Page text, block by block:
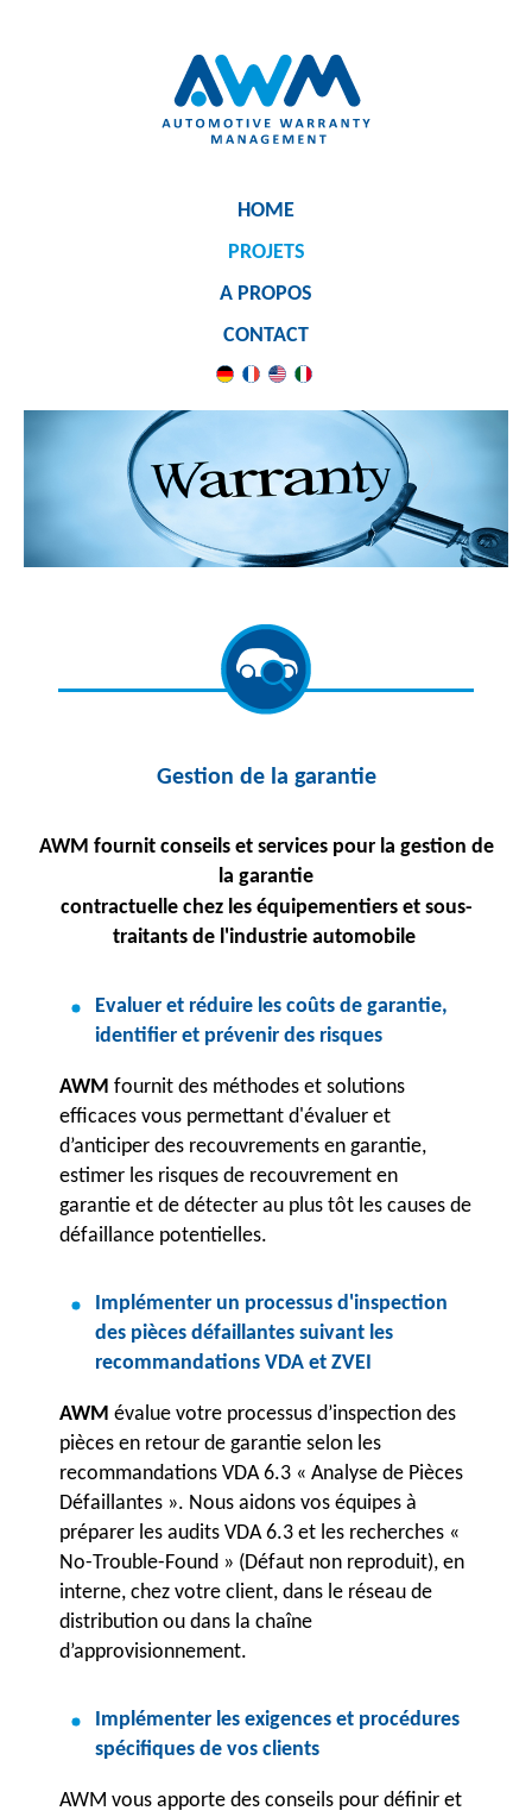
HOME
PROJETS
A PROPOS
CONTACT
Gestion de la garantie
AWM fournit conseils et services pour la gestion de
la garantie
contractuelle chez les équipementiers et sous-
traitants de l'industrie automobile
Evaluer et réduire les coûts de garantie,
identifier et prévenir des risques
AWM fournit des méthodes et solutions
efficaces vous permettant d'évaluer et
d’anticiper des recouvrements en garantie,
estimer les risques de recouvrement en
garantie et de détecter au plus tôt les causes de
défaillance potentielles.
Implémenter un processus d'inspection
des pièces défaillantes suivant les
recommandations VDA et ZVEI
AWM évalue votre processus d’inspection des
pièces en retour de garantie selon les
recommandations VDA 6.3 « Analyse de Pièces
Défaillantes ». Nous aidons vos équipes à
préparer les audits VDA 6.3 et les recherches «
No-Trouble-Found » (Défaut non reproduit), en
interne, chez votre client, dans le réseau de
distribution ou dans la chaîne
d’approvisionnement.
Implémenter les exigences et procédures
spécifiques de vos clients
AWM vous apporte des conseils pour définir et